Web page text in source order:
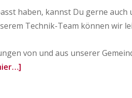
haben, kannst Du gerne
Technik-Team können wir
von und aus unserer